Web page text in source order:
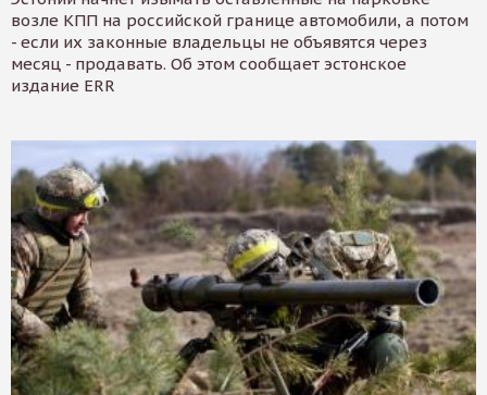
возле КПП на российской границе автомобили, а потом
- если их законные владельцы не объявятся через
месяц - продавать. Об этом сообщает эстонское
издание ERR